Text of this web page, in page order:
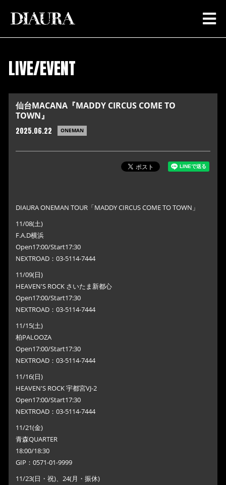
LIVE/EVENT
仙台MACANA『MADDY CIRCUS COME TO
TOWN』
2025.06.22 ONEMAN
DIAURA ONEMAN TOUR「MADDY CIRCUS COME TO TOWN」
11/08(土)
F.A.D横浜
Open17:00/Start17:30
NEXTROAD：03-5114-7444
11/09(日)
HEAVEN'S ROCK さいたま新都心
Open17:00/Start17:30
NEXTROAD：03-5114-7444
11/15(土)
柏PALOOZA
Open17:00/Start17:30
NEXTROAD：03-5114-7444
11/16(日)
HEAVEN'S ROCK 宇都宮VJ-2
Open17:00/Start17:30
NEXTROAD：03-5114-7444
11/21(金)
青森QUARTER
18:00/18:30
GIP：0571-01-9999
11/23(日・祝)、24(月・振休)